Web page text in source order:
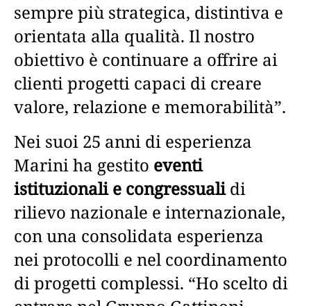
sempre più strategica, distintiva e
orientata alla qualità. Il nostro
obiettivo è continuare a offrire ai
clienti progetti capaci di creare
valore, relazione e memorabilità”.
Nei suoi 25 anni di esperienza
Marini ha gestito eventi
istituzionali e congressualidi
rilievo nazionale e internazionale,
con una consolidata esperienza
nei protocolli e nel coordinamento
di progetti complessi. “Ho scelto di